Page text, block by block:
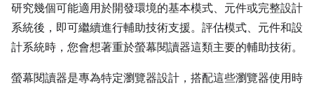
研究幾個可能適用於開發環境的基本模式、元件或完整設計
系統後，即可繼續進行輔助技術支援。評估模式、元件和設
計系統時，您會想著重於螢幕閱讀器這類主要的輔助技術。
螢幕閱讀器是專為特定瀏覽器設計，搭配這些瀏覽器使用時